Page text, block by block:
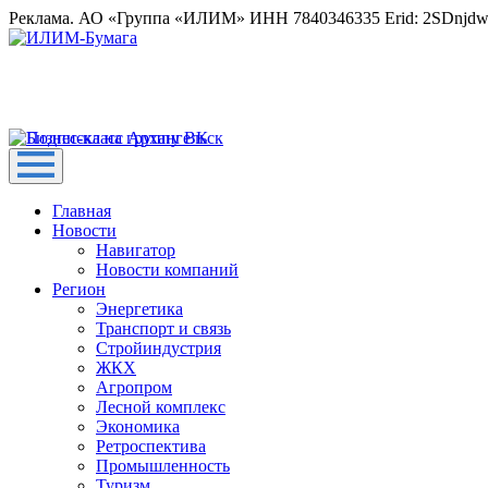
Реклама. АО «Группа «ИЛИМ» ИНН 7840346335 Erid:
Главная
Новости
Навигатор
Новости компаний
Регион
Энергетика
Транспорт и связь
Стройиндустрия
ЖКХ
Агропром
Лесной комплекс
Экономика
Ретроспектива
Промышленность